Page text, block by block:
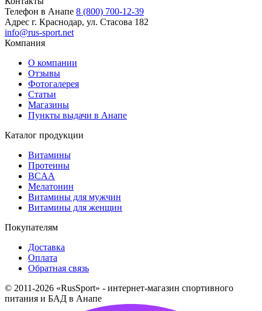
Телефон в Анапе 8 (800) 700-12-39
Адрес г. Краснодар, ул. Стасова 182
info@rus-sport.net
Компания
О компании
Отзывы
Фотогалерея
Статьи
Магазины
Пункты выдачи в Анапе
Каталог продукции
Витамины
Протеины
BCAA
Мелатонин
Витамины для мужчин
Витамины для женщин
Покупателям
Доставка
Оплата
Обратная связь
© 2011-2026 «RusSport» - интернет-магазин спортивного
питания и БАД в Анапе